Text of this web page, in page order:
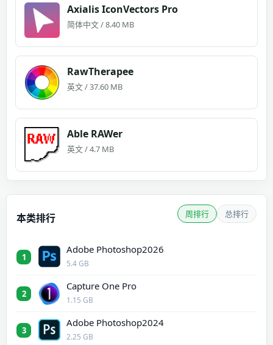
Axialis IconVectors Pro
简体中文 / 8.40 MB
RawTherapee
英文 / 37.60 MB
Able RAWer
英文 / 4.7 MB
本类排行 周排行 总排行
1
Adobe Photoshop2026
5.4 GB
2
Capture One Pro
1.15 GB
3
Adobe Photoshop2024
2.25 GB